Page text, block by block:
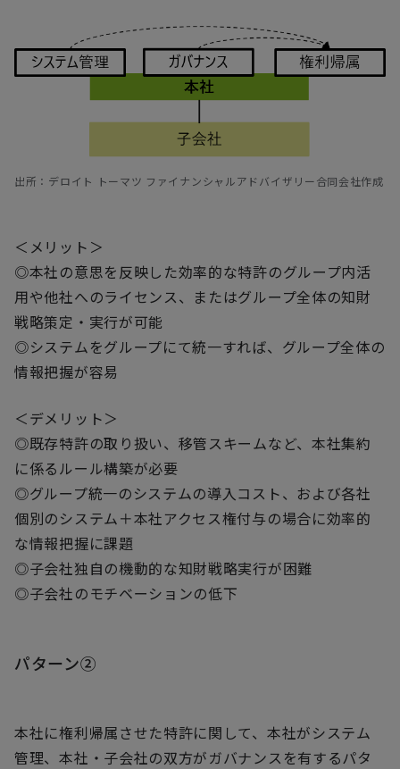
出所：デロイト トーマツ ファイナンシャルアドバイザリー合同会社作成
＜メリット＞
◎本社の意思を反映した効率的な特許のグループ内活
用や他社へのライセンス、またはグループ全体の知財
戦略策定・実行が可能
◎システムをグループにて統一すれば、グループ全体の
情報把握が容易
＜デメリット＞
◎既存特許の取り扱い、移管スキームなど、本社集約
に係るルール構築が必要
◎グループ統一のシステムの導入コスト、および各社
個別のシステム＋本社アクセス権付与の場合に効率的
な情報把握に課題
◎子会社独自の機動的な知財戦略実行が困難
◎子会社のモチベーションの低下
パターン②
本社に権利帰属させた特許に関して、本社がシステム
管理、本社・子会社の双方がガバナンスを有するパタ